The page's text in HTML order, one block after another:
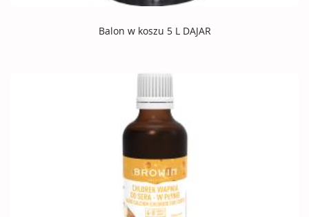
Balon w koszu 5 L DAJAR